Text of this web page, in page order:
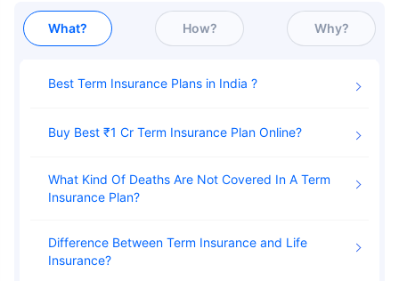
What? How? Why?
Best Term Insurance Plans in India
Buy Best ₹1 Cr Term Insurance Plan Online
What Kind Of Deaths Are Not Covered In A Term
Insurance Plan
Difference Between Term Insurance and Life
Insurance